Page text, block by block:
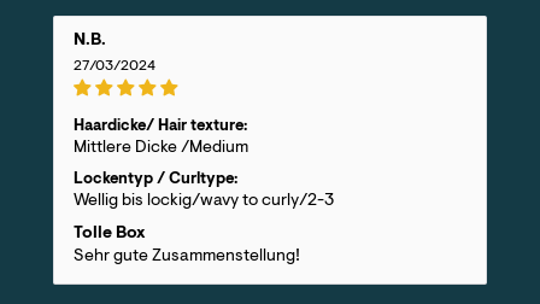
N.B.
27/03/2024
Haardicke/ Hair texture:
Mittlere Dicke /Medium
Lockentyp / Curltype:
Wellig bis lockig/wavy to curly/2-3
Tolle Box
Sehr gute Zusammenstellung!